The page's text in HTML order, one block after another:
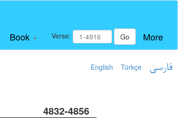
Book Verse: Go More
English Türkçe فارسی
4832-4856